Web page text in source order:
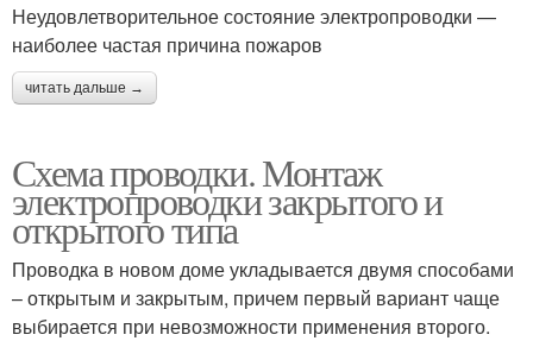
Неудовлетворительное состояние электропроводки —
наиболее частая причина пожаров
читать дальше →
Схема проводки. Монтаж
электропроводки закрытого и
открытого типа
Проводка в новом доме укладывается двумя способами
– открытым и закрытым, причем первый вариант чаще
выбирается при невозможности применения второго.